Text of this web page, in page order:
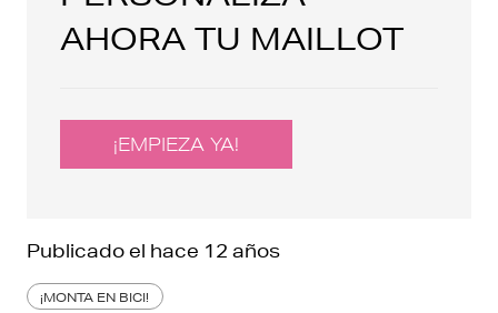
AHORA TU MAILLOT
¡EMPIEZA YA!
Publicado el hace 12 años
¡MONTA EN BICI!